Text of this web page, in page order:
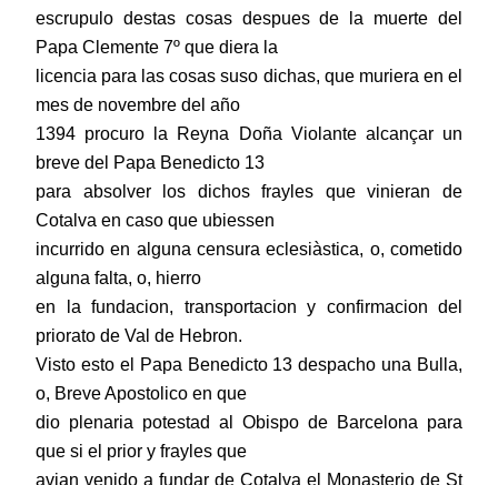
escrupulo destas cosas despues de la muerte del
Papa Clemente 7º que diera la
licencia para las cosas suso dichas, que muriera en el
mes de novembre del año
1394 procuro la Reyna Doña Violante alcançar un
breve del Papa Benedicto 13
para absolver los dichos frayles que vinieran de
Cotalva en caso que ubiessen
incurrido en alguna censura eclesiàstica, o, cometido
alguna falta, o, hierro
en la fundacion, transportacion y confirmacion del
priorato de Val de Hebron.
Visto esto el Papa Benedicto 13 despacho una Bulla,
o, Breve Apostolico en que
dio plenaria potestad al Obispo de Barcelona para
que si el prior y frayles que
avian venido a fundar de Cotalva el Monasterio de St